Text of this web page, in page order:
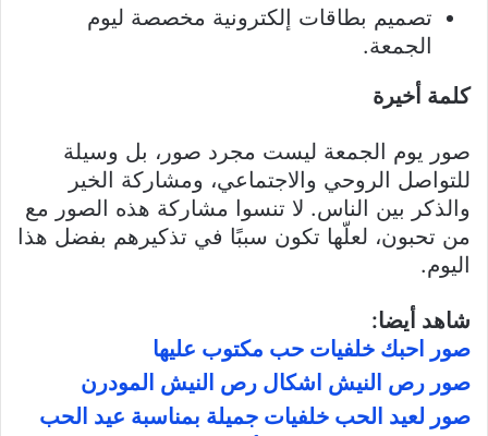
تصميم بطاقات إلكترونية مخصصة ليوم
الجمعة.
كلمة أخيرة
صور يوم الجمعة ليست مجرد صور، بل وسيلة
للتواصل الروحي والاجتماعي، ومشاركة الخير
والذكر بين الناس. لا تنسوا مشاركة هذه الصور مع
من تحبون، لعلّها تكون سببًا في تذكيرهم بفضل هذا
اليوم.
شاهد أيضا:
صور احبك خلفيات حب مكتوب عليها
صور رص النيش اشكال رص النيش المودرن
صور لعيد الحب خلفيات جميلة بمناسبة عيد الحب